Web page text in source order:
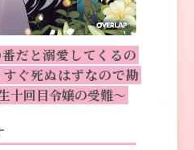
だと溺愛してくるの
ぐ死ぬはずなので勘
回目令嬢の受難～